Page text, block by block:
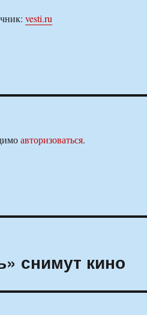
vesti.ru
авторизоваться.
снимут кино